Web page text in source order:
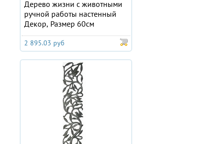
Дерево жизни с животными
ручной работы настенный
Декор, Размер 60см
2 895.03 руб